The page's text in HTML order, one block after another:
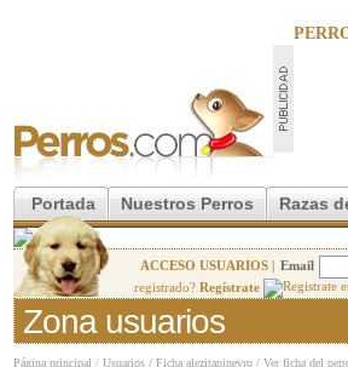
Portada Nuestros Perros Razas
ACCESO USUARIOS | Email
registrado? Regístrate
Zona usuarios
Página principal / Usuarios / Ficha alezitapineyro / Ver ficha del